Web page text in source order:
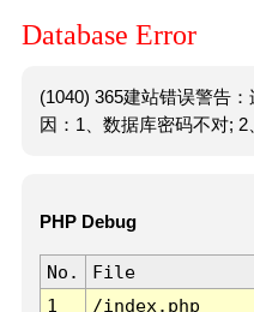
Database Error
(1040) 365建站错误警告
因：1、数据库密码不对; 2
PHP Debug
No. File
1
/index.php